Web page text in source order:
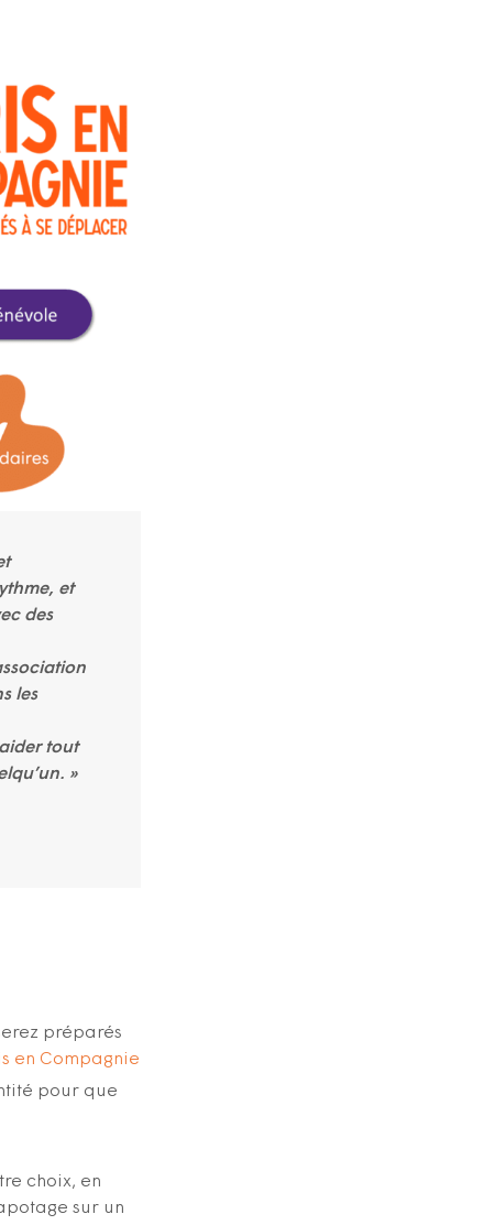
et
des
les
tout
»
préparés
en Compagnie
pour que
choix, en
sur un